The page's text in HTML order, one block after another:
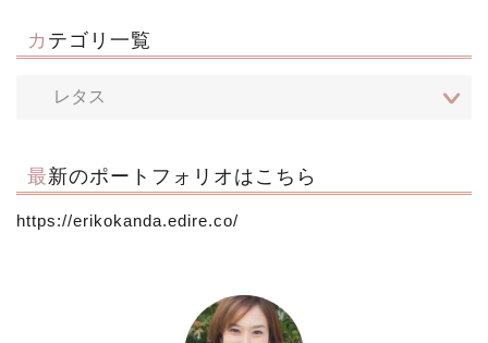
カテゴリ一覧
最新のポートフォリオはこちら
https://erikokanda.edire.co/